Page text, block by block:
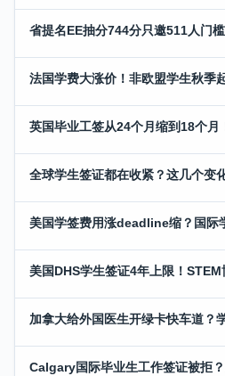
省提名EE抽分744分只邀511人门
法国学费大涨价！非欧盟学生秋季
英国毕业工签从24个月缩到18个
全球学生签证都在收紧？这几个变
美国学签费用涨deadline缩？国际
美国DHS学生签证4年上限！STEM
加拿大给外国医生开绿卡快车道？
Calgary国际毕业生工作签证被拒